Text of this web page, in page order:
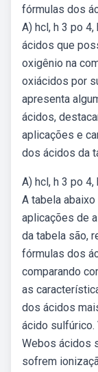
fórmulas dos
A) hcl, h 3 po
ácidos que
oxigênio na
oxiácidos por
apresenta
ácidos,
aplicações e
dos ácidos da
A) hcl, h 3 po 4,
A tabela
aplicações de
da tabela são,
fórmulas dos
comparando
as
dos ácidos
ácido sulfúrico.
Webos ácidos
sofrem